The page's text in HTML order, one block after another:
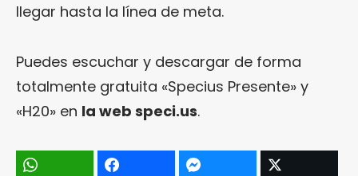
llegar hasta la línea de meta.
Puedes escuchar y descargar de forma
totalmente gratuita «Specius Presente» y
«H20» en la web speci.us.